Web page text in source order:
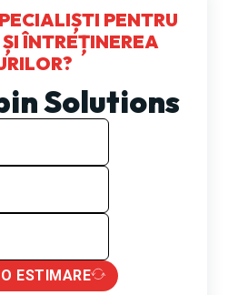
PENTRU
ÎNTREȚINEREA
Solutions
ESTIMARE